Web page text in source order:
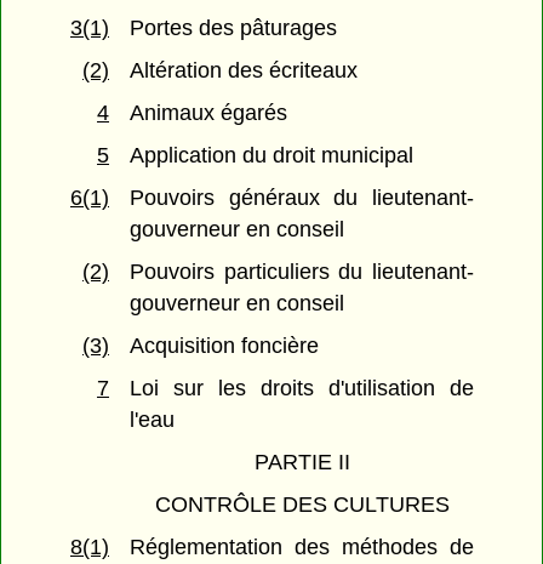
3(1)
Portes des pâturages
(2)
Altération des écriteaux
4
Animaux égarés
5
Application du droit municipal
6(1)
Pouvoirs généraux du lieutenant-
gouverneur en conseil
(2)
Pouvoirs particuliers du lieutenant-
gouverneur en conseil
(3)
Acquisition foncière
7
Loi sur les droits d'utilisation de
l'eau
PARTIE II
CONTRÔLE DES CULTURES
8(1)
Réglementation des méthodes de